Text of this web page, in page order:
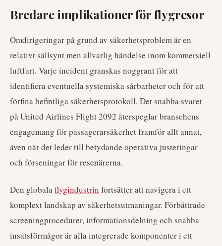
Bredare implikationer för flygresor
Omdirigeringar på grund av säkerhetsproblem är en
relativt sällsynt men allvarlig händelse inom kommersiell
luftfart. Varje incident granskas noggrant för att
identifiera eventuella systemiska sårbarheter och för att
förfina befintliga säkerhetsprotokoll. Det snabba svaret
på United Airlines Flight 2092 återspeglar branschens
engagemang för passagerarsäkerhet framför allt annat,
även när det leder till betydande operativa justeringar
och förseningar för resenärerna.
Den globalaflygindustrin fortsätter att navigera i ett
komplext landskap av säkerhetsutmaningar. Förbättrade
screeningprocedurer, informationsdelning och snabba
insatsförmågor är alla integrerade komponenter i ett